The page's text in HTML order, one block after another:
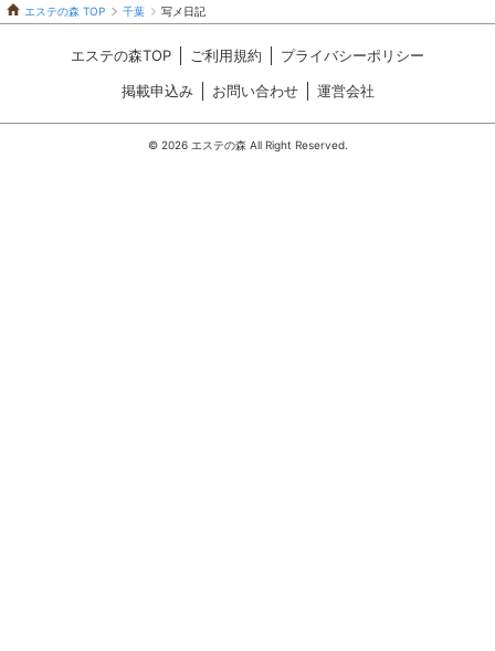
エステの森 TOP 千葉 写メ日記
エステの森TOP ご利用規約
プライバシーポリシー
掲載申込み
お問い合わせ 運営会社
© 2026 エステの森 All Right Reserved.